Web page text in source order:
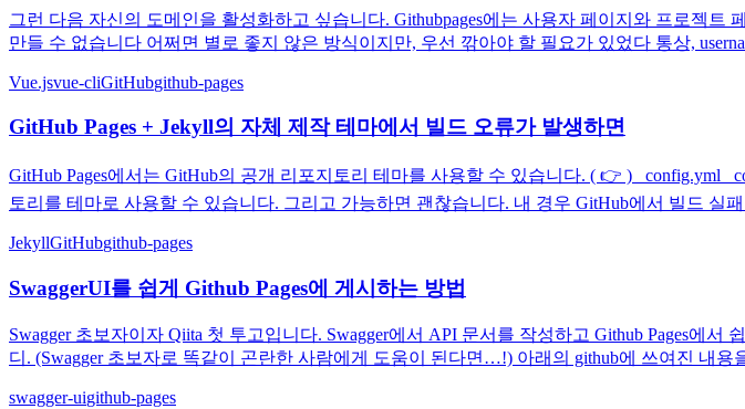
그런 다음 자신의 도메인을 활성화하고 싶습니다. Githubpages에는 사용자 페이지와 프로젝
만들 수 없습니다 어쩌면 별로 좋지 않은 방식이지만, 우선 깎아야 할 필요가 있었다 통상,
Vue.jsvue-cliGitHubgithub-pages
GitHub Pages + Jekyll의 자체 제작 테마에서 빌드 오류가 발생하면
GitHub Pages에서는 GitHub의 공개 리포지토리 테마를 사용할 수 있습니다. ( 👉 ) _config.yml
토리를 테마로 사용할 수 있습니다. 그리고 가능하면 괜찮습니다. 내 경우 GitHub에서 빌드 실
JekyllGitHubgithub-pages
SwaggerUI를 쉽게 Github Pages에 게시하는 방법
Swagger 초보자이자 Qiita 첫 투고입니다. Swagger에서 API 문서를 작성하고 Github Pages에
디. (Swagger 초보자로 똑같이 곤란한 사람에게 도움이 된다면…!) 아래의 github에 쓰여진 내용
swagger-uigithub-pages